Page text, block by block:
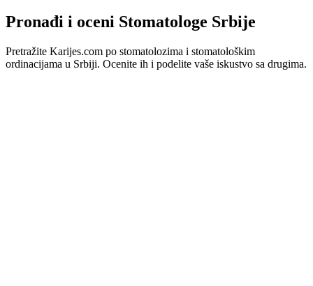
Pronađi i oceni Stomatologe Srbije
Pretražite Karijes.com po stomatolozima i stomatološkim
ordinacijama u Srbiji. Ocenite ih i podelite vaše iskustvo sa drugima.